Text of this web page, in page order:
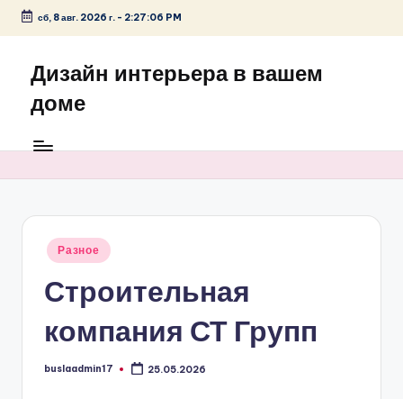
Перейти
содержимому
сб, 8 авг. 2026 г.- 2:27:06 PM
Дизайн интерьера в вашем
доме
Опубликовано
Разное
Строительная
компания СТ Групп
Запись
buslaadmin17 25.05.2026